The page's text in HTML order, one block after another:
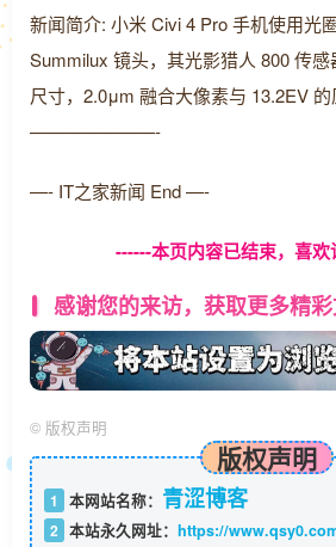
新闻简介: 小米 Civi 4 Pro 手机使用光
Summilux 镜头，其光影猎人 800 传感
尺寸，2.0μm 融合大像素与 13.2EV 的
———————-
—- IT之家新闻 End —-
------本页内容已结束，喜欢
感谢您的来访，获取更多精彩
© 版权声明
版权声明
1 本网站名称： 青涩博客
2 本站永久网址： https://